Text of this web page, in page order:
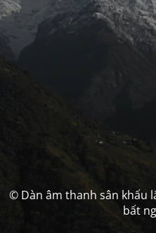
© Dàn âm thanh sân khấu
bất